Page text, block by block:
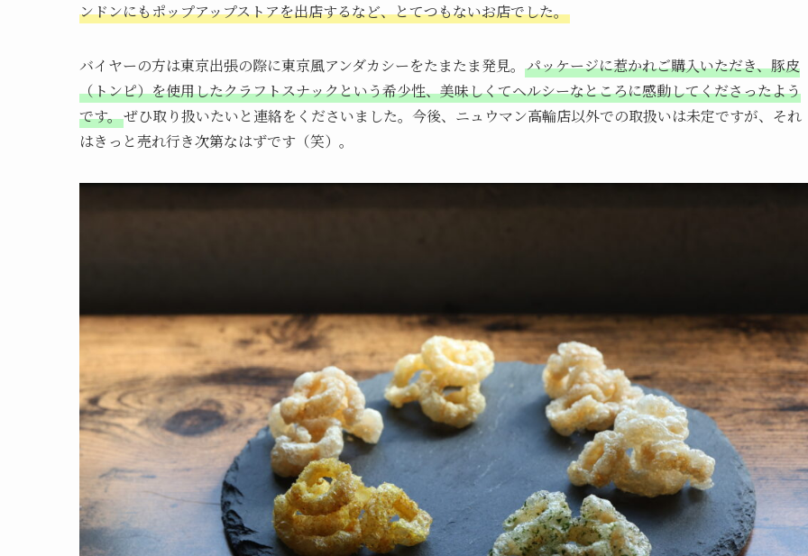
ンドンにもポップアップストアを出店するなど、とてつもないお店でした。
バイヤーの方は東京出張の際に東京風アンダカシーをたまたま発見。 パッケージに惹かれご購入いただき、豚皮
（トンピ）を使用したクラフトスナックという希少性、美味しくてヘルシーなところに感動してくださったよう
です。ぜひ取り扱いたいと連絡をくださいました。今後、ニュウマン高輪店以外での取扱いは未定ですが、それ
はきっと売れ行き次第なはずです（笑）。